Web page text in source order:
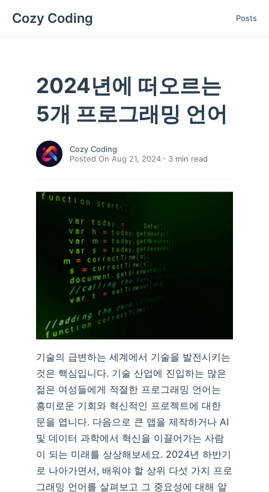
Cozy Coding Posts
2024년에 떠오르는
5개 프로그래밍 언어
Cozy Coding
Posted On Aug 21, 2024
3 min read
기술의 급변하는 세계에서 기술을 발전시키는
것은 핵심입니다. 기술 산업에 진입하는 많은
젊은 여성들에게 적절한 프로그래밍 언어는
흥미로운 기회와 혁신적인 프로젝트에 대한
문을 엽니다. 다음으로 큰 앱을 제작하거나 AI
및 데이터 과학에서 혁신을 이끌어가는 사람
이 되는 미래를 상상해보세요. 2024년 하반기
로 나아가면서, 배워야 할 상위 다섯 가지 프로
그래밍 언어를 살펴보고 그 중요성에 대해 알